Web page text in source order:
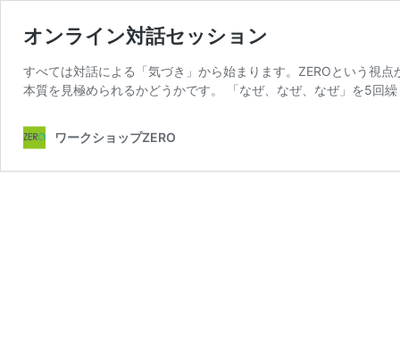
オンライン対話セッション
すべては対話による「気づき」から始まります。ZEROという視
本質を見極められるかどうかです。 「なぜ、なぜ、なぜ」を5回
ワークショップZERO